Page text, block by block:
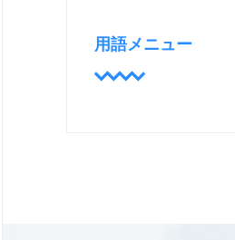
用語メニュー